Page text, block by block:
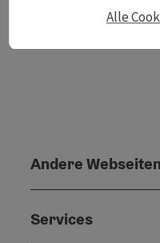
Andere Webseiten
Services
Alle